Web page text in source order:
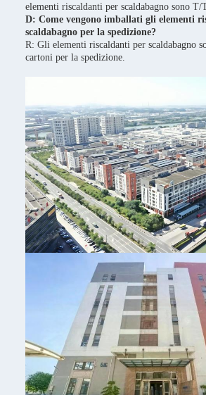
elementi riscaldanti per scaldabagno sono T/
D: Come vengono imballati gli elementi
scaldabagno per la spedizione?
R: Gli elementi riscaldanti per scaldabagno
cartoni per la spedizione.